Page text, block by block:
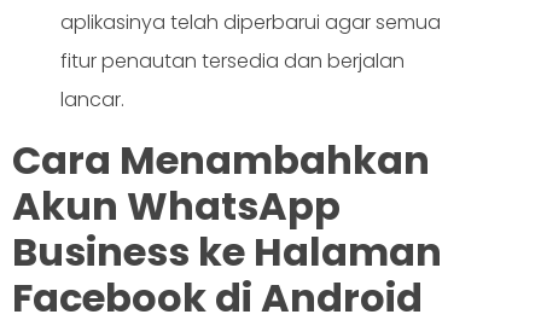
aplikasinya telah diperbarui agar semua
fitur penautan tersedia dan berjalan
lancar.
Cara Menambahkan
Akun WhatsApp
Business ke Halaman
Facebook di Android